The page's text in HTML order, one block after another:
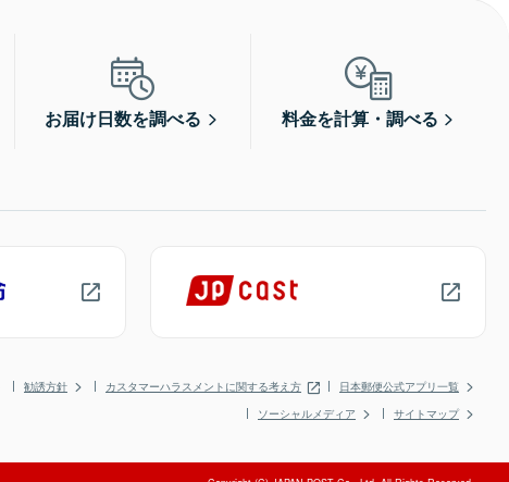
お届け日数を調べる 料金を計算・調べる
勧誘方針 カスタマーハラスメントに関する考え方
日本郵便公式アプリ一覧
ソーシャルメディア
サイトマップ